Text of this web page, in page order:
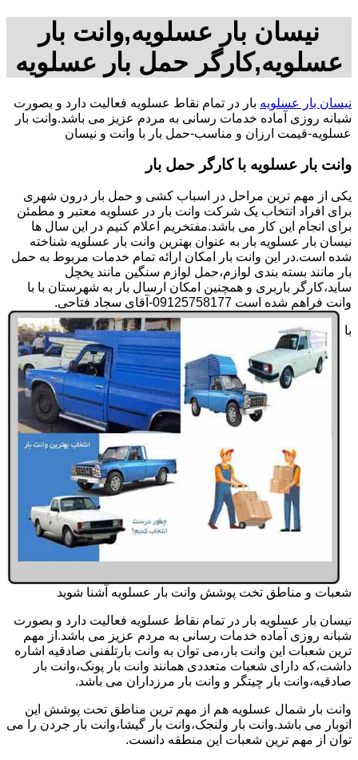
نیسان بار عسلویه,وانت بار
عسلویه,کارگر حمل بار عسلویه
نیسان بار عسلویه بار در تمام نقاط عسلویه فعالیت دارد و بصورت
شبانه روزی آماده خدمات رسانی به مردم عزیز می باشد.وانت بار
عسلویه-قیمت ارزان و مناسب-حمل بار با وانت و نیسان
وانت بار عسلویه با کارگر حمل بار
یکی از مهم ترین مراحل در اسباب کشی و حمل بار درون شهری
برای افراد انتخاب یک شرکت وانت بار در عسلویه معتبر و مطمئن
برای انجام این کار می باشد.مفتخریم اعلام کنیم در این سال ها
نیسان بار عسلویه بار به عنوان بهترین وانت بار عسلویه شناخته
شده است.در این وانت بار امکان ارائه تمام خدمات مربوط به حمل
بار مانند بسته بندی لوازم،حمل لوازم سنگین مانند یخچل
ساید،کارگر باربری و همچنین امکان ارسال بار به شهرستان با با
وانت فراهم شده است 09125758177-آقای سجاد فتاحی.
با
شعبات و مناطق تخت پوشش وانت بار عسلویه آشنا شوید
نیسان بار عسلویه بار در تمام نقاط عسلویه فعالیت دارد و بصورت
شبانه روزی آماده خدمات رسانی به مردم عزیز می باشد.از مهم
ترین شعبات این وانت بار،می توان به وانت بارتلفنی صادقیه اشاره
داشت،که دارای شعبات متعددی همانند وانت بار پونک،وانت بار
صادقیه،وانت بار چیتگر و وانت بار مرزداران می باشد.
وانت بار شمال عسلویه هم از مهم ترین مناطق تحت پوشش این
اتوبار می باشد.وانت بار ولنجک،وانت بار گیشا،وانت بار جردن را می
توان از مهم ترین شعبات این منطقه دانست.